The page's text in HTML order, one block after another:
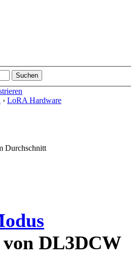
› LoRA Hardware
Durchschnitt
von DL3DCW